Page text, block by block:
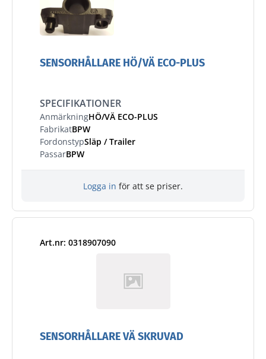
SENSORHÅLLARE HÖ/VÄ ECO-PLUS
SPECIFIKATIONER
AnmärkningHÖ/VÄ ECO-PLUS
FabrikatBPW
FordonstypSläp / Trailer
PassarBPW
Logga in för att se priser.
Art.nr: 0318907090
SENSORHÅLLARE VÄ SKRUVAD